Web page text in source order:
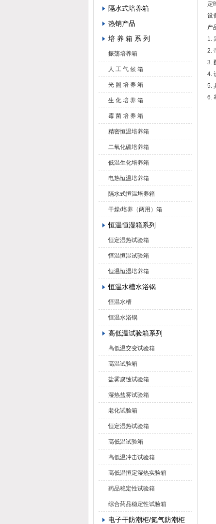
隔水式培养箱
热销产品
培 养 箱 系 列
振荡培养箱
人 工 气 候 箱
光 照 培 养 箱
生 化 培 养 箱
霉 菌 培 养 箱
精密恒温培养箱
二氧化碳培养箱
低温生化培养箱
电热恒温培养箱
隔水式恒温培养箱
干燥/培养（两用）箱
恒温恒湿箱系列
恒定湿热试验箱
恒温恒湿试验箱
恒温恒湿培养箱
恒温水槽水浴锅
恒温水槽
恒温水浴锅
高低温试验箱系列
高低温交变试验箱
高温试验箱
盐雾腐蚀试验箱
湿热盐雾试验箱
老化试验箱
恒定湿热试验箱
高低温试验箱
高低温冲击试验箱
高低温恒定湿热实验箱
药品稳定性试验箱
综合药品稳定性试验箱
电子干防潮柜/氮气防潮柜
定
设
产
1.
2.
3.
4.
5.
6.